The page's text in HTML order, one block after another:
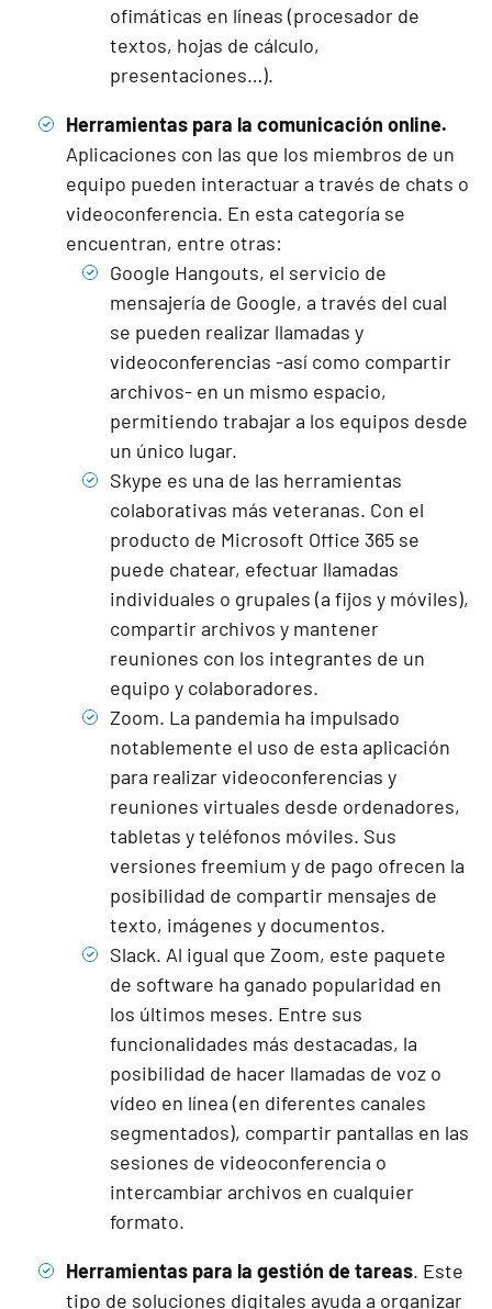
ofimáticas en líneas (procesador de
textos, hojas de cálculo,
presentaciones…).
Herramientas para la comunicación online.
Aplicaciones con las que los miembros de un
equipo pueden interactuar a través de chats o
videoconferencia. En esta categoría se
encuentran, entre otras:
Google Hangouts, el servicio de
mensajería de Google, a través del cual
se pueden realizar llamadas y
videoconferencias -así como compartir
archivos- en un mismo espacio,
permitiendo trabajar a los equipos desde
un único lugar.
Skype es una de las herramientas
colaborativas más veteranas. Con el
producto de Microsoft Office 365 se
puede chatear, efectuar llamadas
individuales o grupales (a fijos y móviles),
compartir archivos y mantener
reuniones con los integrantes de un
equipo y colaboradores.
Zoom. La pandemia ha impulsado
notablemente el uso de esta aplicación
para realizar videoconferencias y
reuniones virtuales desde ordenadores,
tabletas y teléfonos móviles. Sus
versiones freemium y de pago ofrecen la
posibilidad de compartir mensajes de
texto, imágenes y documentos.
Slack. Al igual que Zoom, este paquete
de software ha ganado popularidad en
los últimos meses. Entre sus
funcionalidades más destacadas, la
posibilidad de hacer llamadas de voz o
vídeo en línea (en diferentes canales
segmentados), compartir pantallas en las
sesiones de videoconferencia o
intercambiar archivos en cualquier
formato.
Herramientas para la gestión de tareas. Este
tipo de soluciones digitales ayuda a organizar